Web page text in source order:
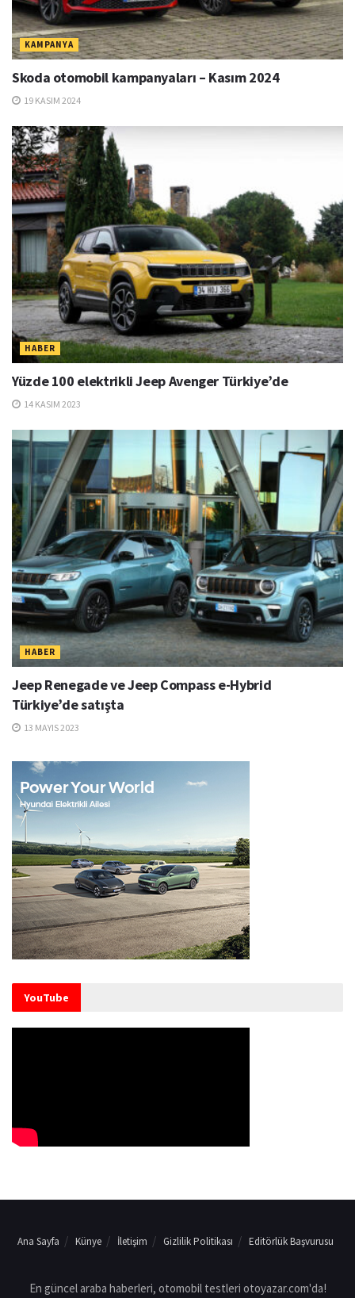
KAMPANYA
Skoda otomobil kampanyaları – Kasım 2024
19 KASIM 2024
HABER
Yüzde 100 elektrikli Jeep Avenger Türkiye’de
14 KASIM 2023
HABER
Jeep Renegade ve Jeep Compass e-Hybrid
Türkiye’de satışta
13 MAYIS 2023
YouTube
Ana Sayfa Künye İletişim Gizlilik Politikası Editörlük Başvurusu
En güncel araba haberleri, otomobil testleri otoyazar.com'da!